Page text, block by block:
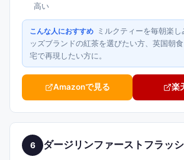
高い
こんな人におすすめ
ミルクティーを毎朝楽
ッズブランドの紅茶を選びたい方、英国朝
宅で再現したい方に。
Amazonで見る 楽
6 ダージリンファーストフラッ